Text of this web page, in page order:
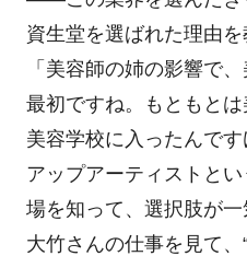
資生堂を選ばれた理由を
「美容師の姉の影響で
最初ですね。もともと
美容学校に入ったんで
アップアーティストと
場を知って、選択肢が
大竹さんの仕事を見て